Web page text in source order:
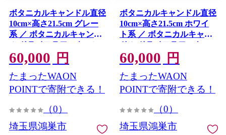
ボタニカルキャンドル直径
10cm×高さ21.5cm グレー
系 ／ ボタニカルキャンド
ル ドライフラワーキャン
ドル 観賞用キャンドル フ
ラワーキャンドル インテ
リア 雑貨 ナチュラルイン
テリア 北欧インテリア ギ
築祝い おしゃれ 癒し空間
埼玉県 No.638-02
60,000 円
たまったWAON
POINTで寄附できる！
（0）
埼玉県鴻巣市
ボタニカルキャンドル直径
10cm×高さ21.5cm ホワイ
ト系 ／ ボタニカルキャン
ドル ドライフラワーキャ
ンドル 観賞用キャンドル
フラワーキャンドル イン
テリア 雑貨 ナチュラルイ
ンテリア 北欧インテリア
新築祝い おしゃれ 癒し空
ー 埼玉県 No.638-01
60,000 円
たまったWAON
POINTで寄附できる！
（0）
埼玉県鴻巣市